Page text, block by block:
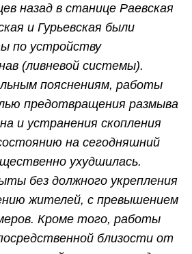
назад в станице Раевская
и Гурьевская были
по устройству
(ливневой системы).
пояснениям, работы
предотвращения размыва
и устранения скопления
на сегодняшний
ухудшилась.
без должного укрепления
жителей, с превышением
Кроме того, работы
близости от